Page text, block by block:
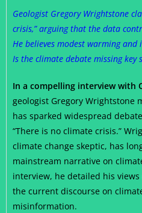
Geologist Gregory Wrightstone
crisis,” arguing that the data
He believes modest warming and
Is the climate debate missing key
In a compelling interview with
geologist Gregory Wrightstone
has sparked widespread
“There is no climate crisis.”
climate change skeptic, has
mainstream narrative on
interview, he detailed his
the current discourse on
misinformation.